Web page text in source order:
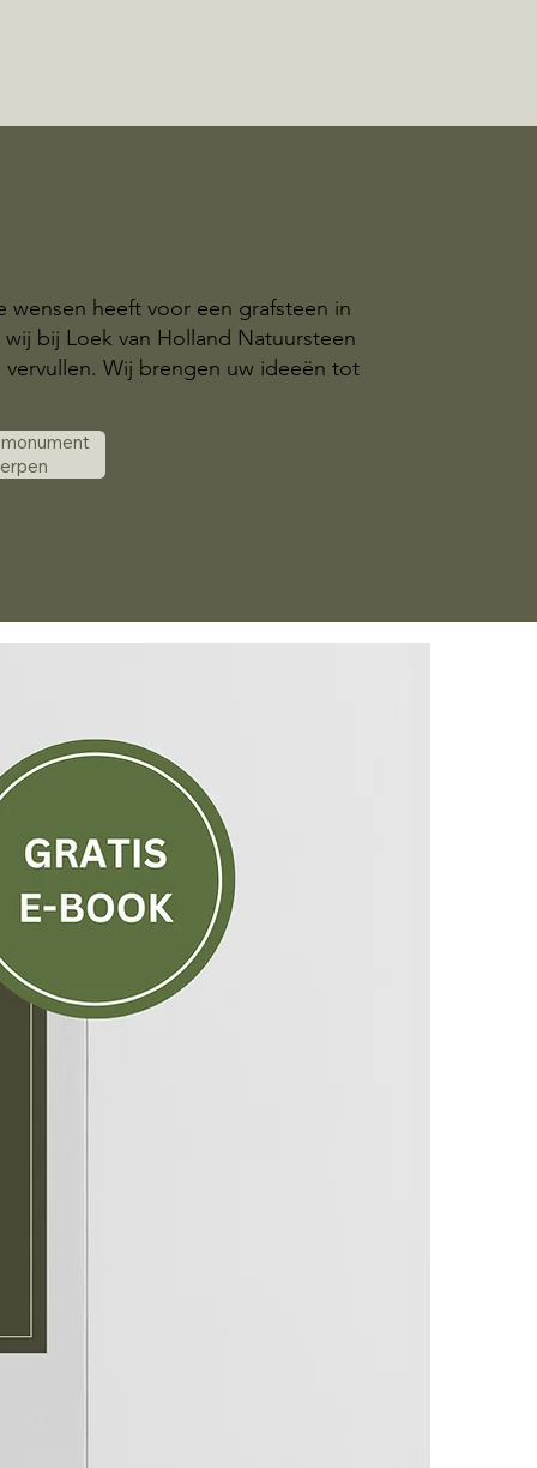
wensen heeft voor een grafsteen in
bij Loek van Holland Natuursteen
Wij brengen uw ideeën tot